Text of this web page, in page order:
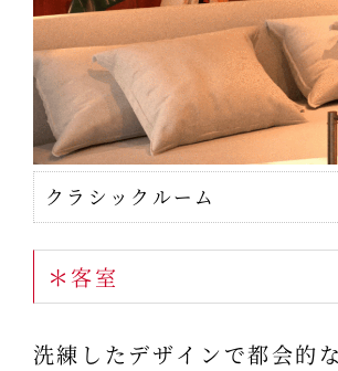
クラシックルーム
＊客室
洗練したデザインで都会的